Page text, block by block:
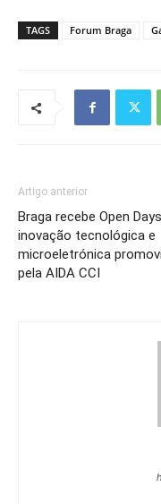
TAGS Forum Braga
Artigo anterior
Braga recebe Open
inovação tecnológica e
microeletrónica
pela AIDA CCI